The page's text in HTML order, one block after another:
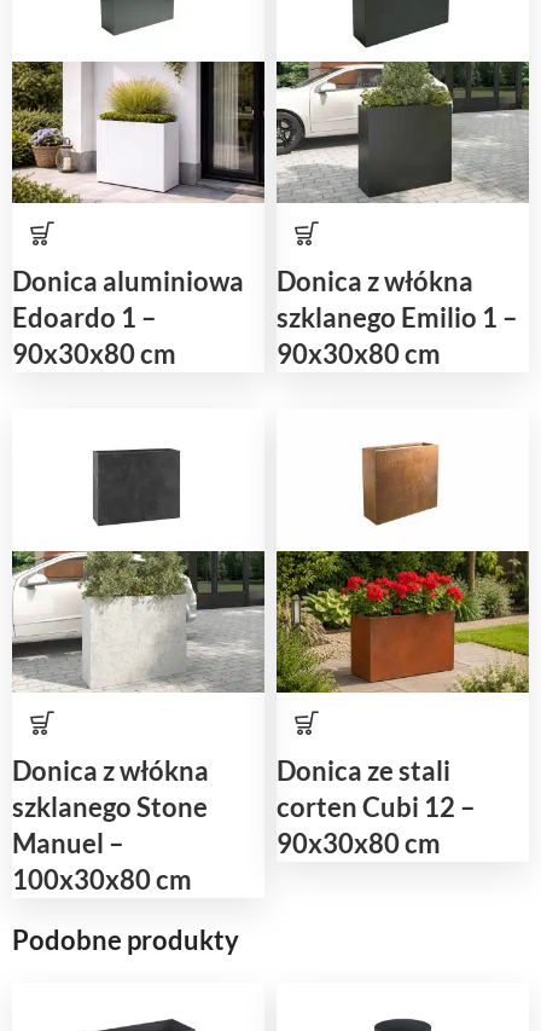
Donica aluminiowa
Edoardo 1 –
90x30x80 cm
Donica z włókna
szklanego Emilio 1 –
90x30x80 cm
Donica z włókna
szklanego Stone
Manuel –
100x30x80 cm
Donica ze stali
corten Cubi 12 –
90x30x80 cm
Podobne produkty